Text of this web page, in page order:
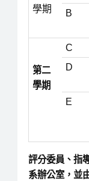
學期
B
第二
學期
C
D
E
評分委員、指
系辦公室，並